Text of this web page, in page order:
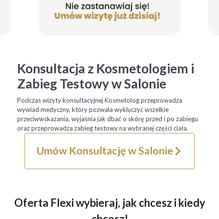
Konsultacja z Kosmetologiem i
Zabieg Testowy w Salonie
Podczas wizyty konsultacyjnej Kosmetolog przeprowadza
wywiad medyczny, który pozwala wykluczyć wszelkie
przeciwwskazania, wyjaśnia jak dbać o skórę przed i po zabiegu
oraz przeprowadza zabieg testowy na wybranej części ciała.
Umów Konsultację w Salonie
Oferta Flexi wybieraj, jak chcesz i kiedy